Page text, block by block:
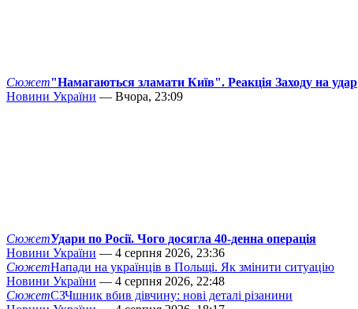
Сюжет"Намагаються зламати Київ". Реакція Заходу на удар
Новини України — Вчора, 23:09
СюжетУдари по Росії. Чого досягла 40-денна операція
Новини України — 4 серпня 2026, 23:36
СюжетНапади на українців в Польщі. Як змінити ситуацію
Новини України — 4 серпня 2026, 22:48
СюжетСЗЧшник вбив дівчину: нові деталі різанини